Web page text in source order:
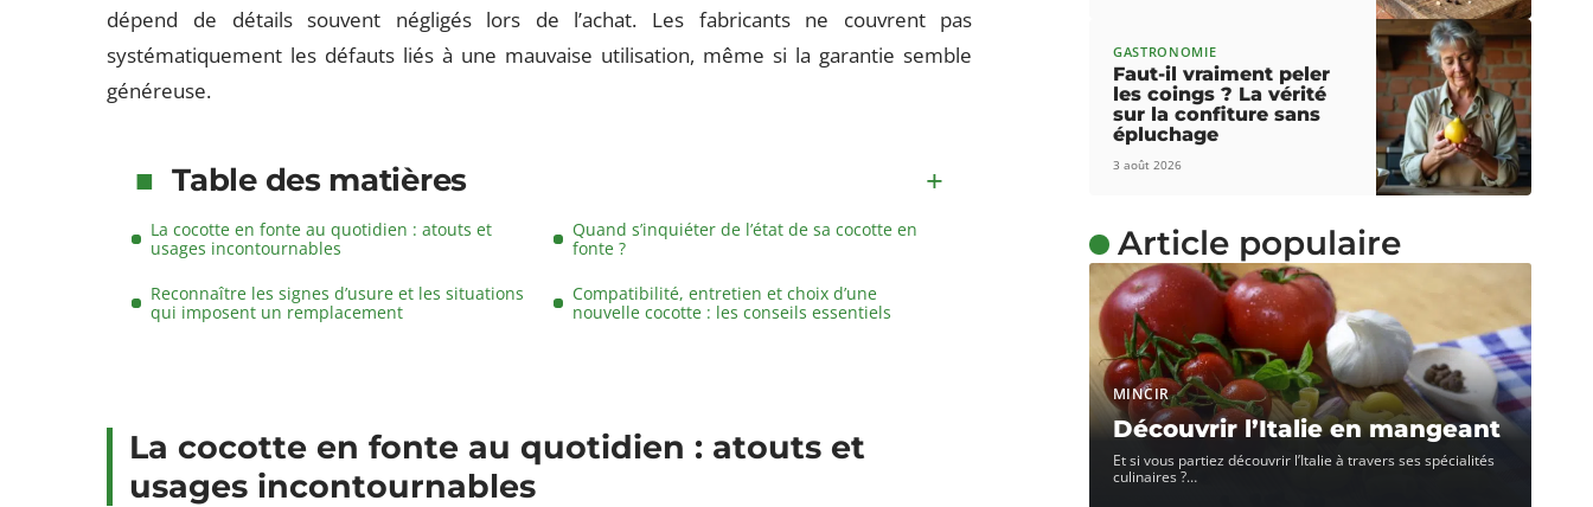
dépend de détails souvent négligés lors de l’achat. Les fabricants ne couvrent pas
systématiquement les défauts liés à une mauvaise utilisation, même si la garantie semble
généreuse.
Table des matières
La cocotte en fonte au quotidien : atouts et
usages incontournables
Quand s’inquiéter de l’état de sa cocotte en
fonte ?
Reconnaître les signes d’usure et les situations
qui imposent un remplacement
Compatibilité, entretien et choix d’une
nouvelle cocotte : les conseils essentiels
La cocotte en fonte au quotidien : atouts et
usages incontournables
GASTRONOMIE
Faut-il vraiment peler
les coings ? La vérité
sur la confiture sans
épluchage
3 août 2026
Article populaire
MINCIR
Découvrir l’Italie en mangeant
Et si vous partiez découvrir l’Italie à travers ses spécialités
culinaires ?…